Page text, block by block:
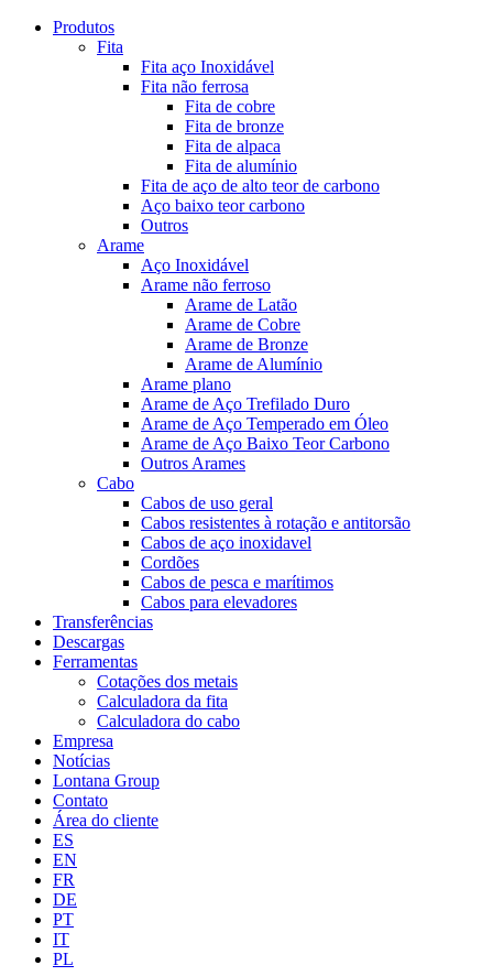
Produtos
Fita
Fita aço Inoxidável
Fita não ferrosa
Fita de cobre
Fita de bronze
Fita de alpaca
Fita de alumínio
Fita de aço de alto teor de carbono
Aço baixo teor carbono
Outros
Arame
Aço Inoxidável
Arame não ferroso
Arame de Latão
Arame de Cobre
Arame de Bronze
Arame de Alumínio
Arame plano
Arame de Aço Trefilado Duro
Arame de Aço Temperado em Óleo
Arame de Aço Baixo Teor Carbono
Outros Arames
Cabo
Cabos de uso geral
Cabos resistentes à rotação e antitorsão
Cabos de aço inoxidavel
Cordões
Cabos de pesca e marítimos
Cabos para elevadores
Transferências
Descargas
Ferramentas
Cotações dos metais
Calculadora da fita
Calculadora do cabo
Empresa
Notícias
Lontana Group
Contato
Área do cliente
ES
EN
FR
DE
PT
IT
PL